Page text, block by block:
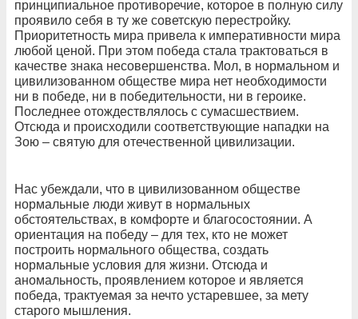
принципиальное противоречие, которое в полную силу
проявило себя в ту же советскую перестройку.
Приоритетность мира привела к императивности мира
любой ценой. При этом победа стала трактоваться в
качестве знака несовершенства. Мол, в нормальном и
цивилизованном обществе мира нет необходимости
ни в победе, ни в победительности, ни в героике.
Последнее отождествлялось с сумасшествием.
Отсюда и происходили соответствующие нападки на
Зою – святую для отечественной цивилизации.
Нас убеждали, что в цивилизованном обществе
нормальные люди живут в нормальных
обстоятельствах, в комфорте и благосостоянии. А
ориентация на победу – для тех, кто не может
построить нормального общества, создать
нормальные условия для жизни. Отсюда и
аномальность, проявлением которое и является
победа, трактуемая за нечто устаревшее, за мету
старого мышления.